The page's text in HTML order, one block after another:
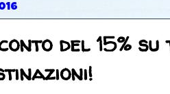
del 15%